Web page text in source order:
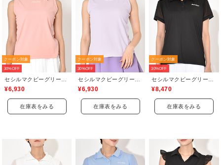
クーポン対象
30%OFF
¥6,930
在庫表をみる
クーポン対象
30%OFF
¥6,930
在庫表をみる
クーポン対象
30%OFF
¥8,470
在庫表をみる